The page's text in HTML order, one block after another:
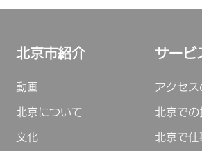
北京市紹介
動画
北京について
文化
サービ
アクセ
北京での
北京で